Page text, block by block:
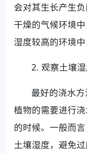
会对其生长产生
干燥的气候环境
湿度较高的环境中
2. 观察土壤
最好的浇水
植物的需要进行
的时候。一般而
土壤湿度，避免过